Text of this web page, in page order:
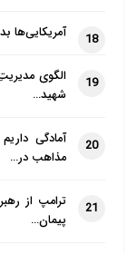
18 آمریکایی‌ها
19
الگوی
شهید…
20
آمادگی
مذاهب در…
21
ترامپ از
پیمان…